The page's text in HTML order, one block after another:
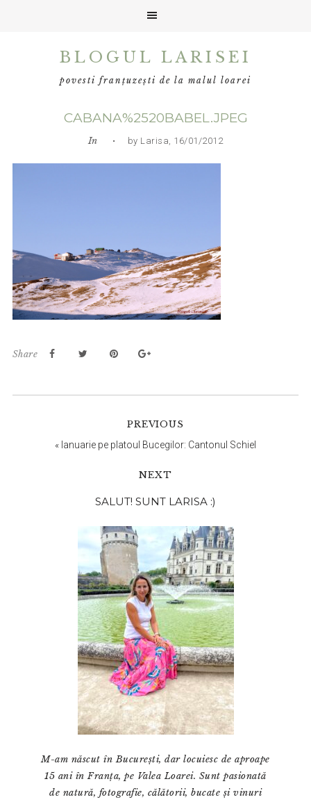
BLOGUL LARISEI
povesti franțuzești de la malul loarei
CABANA%2520BABEL.JPEG
In • by Larisa, 16/01/2012
Share
PREVIOUS
« Ianuarie pe platoul Bucegilor: Cantonul Schiel
NEXT
principală
SALUT! SUNT LARISA :)
M-am născut în București, dar locuiesc de aproape
15 ani în Franța, pe Valea Loarei. Sunt pasionată
de natură, fotografie, călătorii, bucate și vinuri